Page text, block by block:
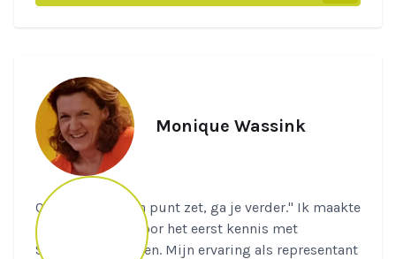
Monique Wassink
Quote: "Als je een punt zet, ga je verder." Ik maakte
10 jaar geleden voor het eerst kennis met
Systemisch Werken. Mijn ervaring als representant